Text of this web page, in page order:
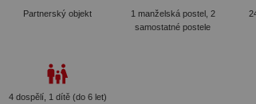
Partnerský objekt
1 manželská postel, 2
samostatné postele
4 dospělí, 1 dítě (do 6 let)